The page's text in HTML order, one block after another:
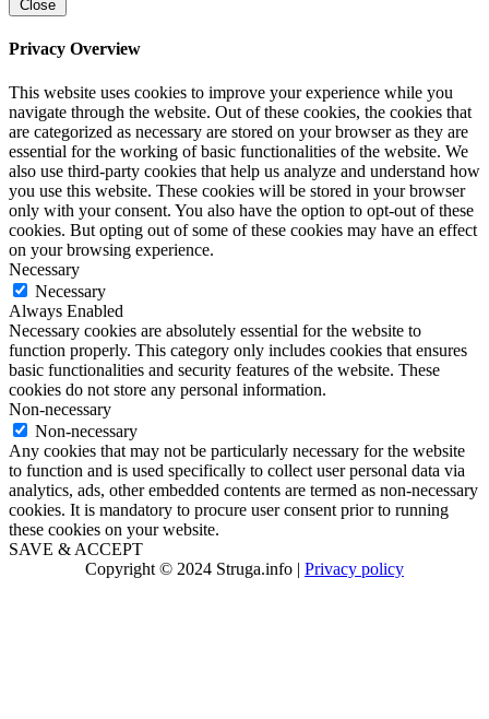
Close
Privacy Overview
This website uses cookies to improve your experience while you
navigate through the website. Out of these cookies, the cookies that
are categorized as necessary are stored on your browser as they are
essential for the working of basic functionalities of the website. We
also use third-party cookies that help us analyze and understand how
you use this website. These cookies will be stored in your browser
only with your consent. You also have the option to opt-out of these
cookies. But opting out of some of these cookies may have an effect
on your browsing experience.
Necessary
Necessary
Always Enabled
Necessary cookies are absolutely essential for the website to
function properly. This category only includes cookies that ensures
basic functionalities and security features of the website. These
cookies do not store any personal information.
Non-necessary
Non-necessary
Any cookies that may not be particularly necessary for the website
to function and is used specifically to collect user personal data via
analytics, ads, other embedded contents are termed as non-necessary
cookies. It is mandatory to procure user consent prior to running
these cookies on your website.
SAVE & ACCEPT
Copyright © 2024 Struga.info | Privacy policy